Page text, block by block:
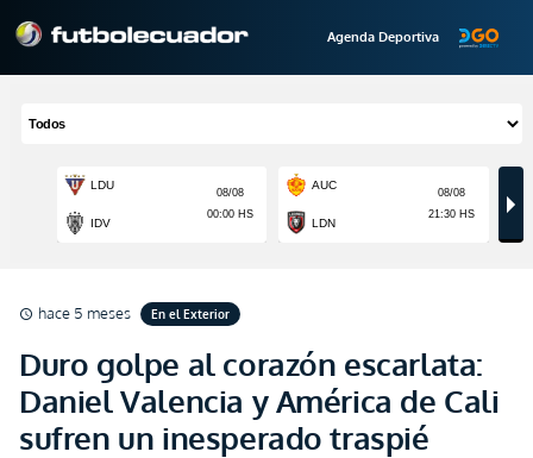
Agenda Deportiva
schedule hace 5 meses En el Exterior
Duro golpe al corazón escarlata:
Daniel Valencia y América de Cali
sufren un inesperado traspié